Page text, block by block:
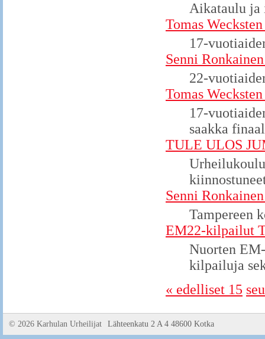
Aikataulu ja
Tomas
17-
Senni
22-
Tomas
17-
saakka
TULE ULOS
Senni
Tampereen
EM22-kilpailut
Nuorten
kilpailuja
« edelliset 15
© 2026 Karhulan Urheilijat Lähteenkatu 2 A 4 48600 Kotka